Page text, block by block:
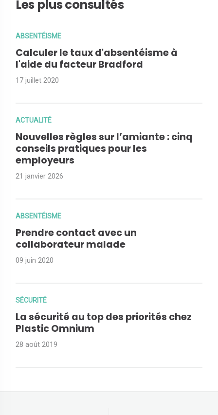
Les plus consultés
ABSENTÉISME
Calculer le taux d'absentéisme à
l'aide du facteur Bradford
17 juillet 2020
ACTUALITÉ
Nouvelles règles sur l’amiante : cinq
conseils pratiques pour les
employeurs
21 janvier 2026
ABSENTÉISME
Prendre contact avec un
collaborateur malade
09 juin 2020
SÉCURITÉ
La sécurité au top des priorités chez
Plastic Omnium
28 août 2019